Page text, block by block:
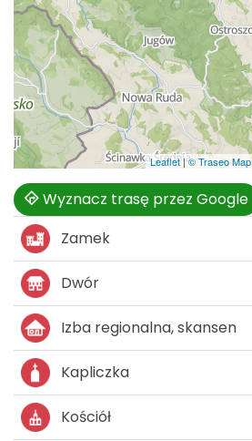
Leaflet| © Traseo Map
Wyznacz trasę przez Google
Zamek
Dwór
Izba regionalna, skansen
Kapliczka
Kościół